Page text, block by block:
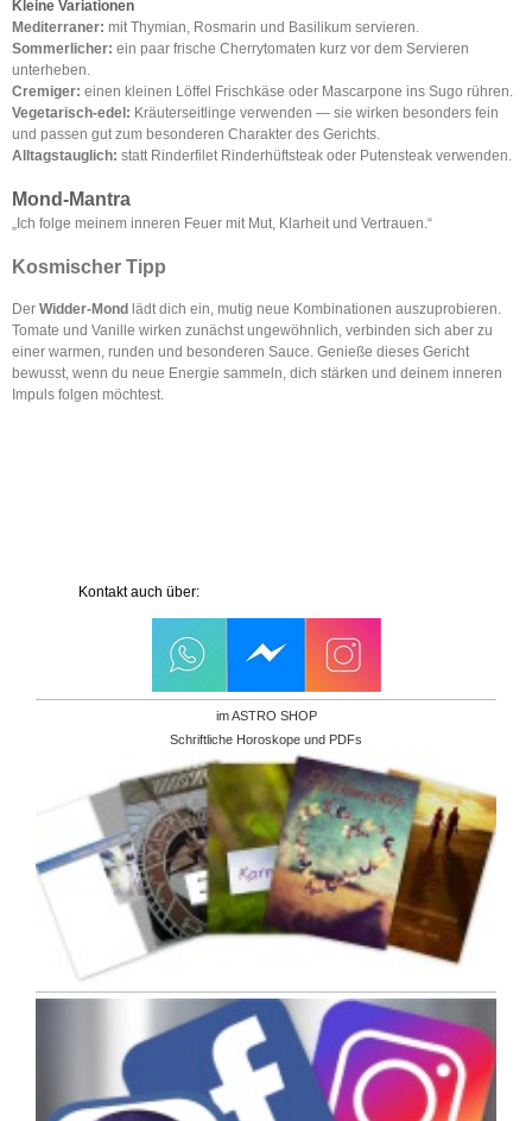
Kleine Variationen
Mediterraner: mit Thymian, Rosmarin und Basilikum servieren.
Sommerlicher: ein paar frische Cherrytomaten kurz vor dem Servieren
unterheben.
Cremiger: einen kleinen Löffel Frischkäse oder Mascarpone ins Sugo rühren.
Vegetarisch-edel: Kräuterseitlinge verwenden — sie wirken besonders fein
und passen gut zum besonderen Charakter des Gerichts.
Alltagstauglich: statt Rinderfilet Rinderhüftsteak oder Putensteak verwenden.
Mond-Mantra
„Ich folge meinem inneren Feuer mit Mut, Klarheit und Vertrauen.“
Kosmischer Tipp
Der Widder-Mond lädt dich ein, mutig neue Kombinationen auszuprobieren.
Tomate und Vanille wirken zunächst ungewöhnlich, verbinden sich aber zu
einer warmen, runden und besonderen Sauce. Genieße dieses Gericht
bewusst, wenn du neue Energie sammeln, dich stärken und deinem inneren
Impuls folgen möchtest.
Kontakt auch über:
im ASTRO SHOP
Schriftliche Horoskope und PDFs